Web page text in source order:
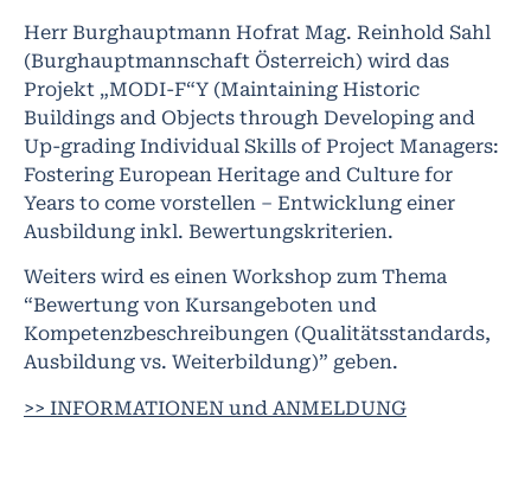
Herr Burghauptmann Hofrat Mag. Reinhold Sahl
(Burghauptmannschaft Österreich) wird das
Projekt „MODI-F“Y (Maintaining Historic
Buildings and Objects through Developing and
Up-grading Individual Skills of Project Managers:
Fostering European Heritage and Culture for
Years to come vorstellen – Entwicklung einer
Ausbildung inkl. Bewertungskriterien.
Weiters wird es einen Workshop zum Thema
“Bewertung von Kursangeboten und
Kompetenzbeschreibungen (Qualitätsstandards,
Ausbildung vs. Weiterbildung)” geben.
>> INFORMATIONEN und ANMELDUNG